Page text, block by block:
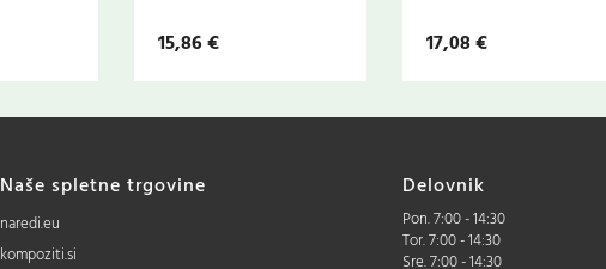
15,86 € 17,08 €
Naše spletne trgovine
naredi.eu
kompoziti.si
Delovnik
Pon. 7:00 - 14:30
Tor. 7:00 - 14:30
Sre. 7:00 - 14:30